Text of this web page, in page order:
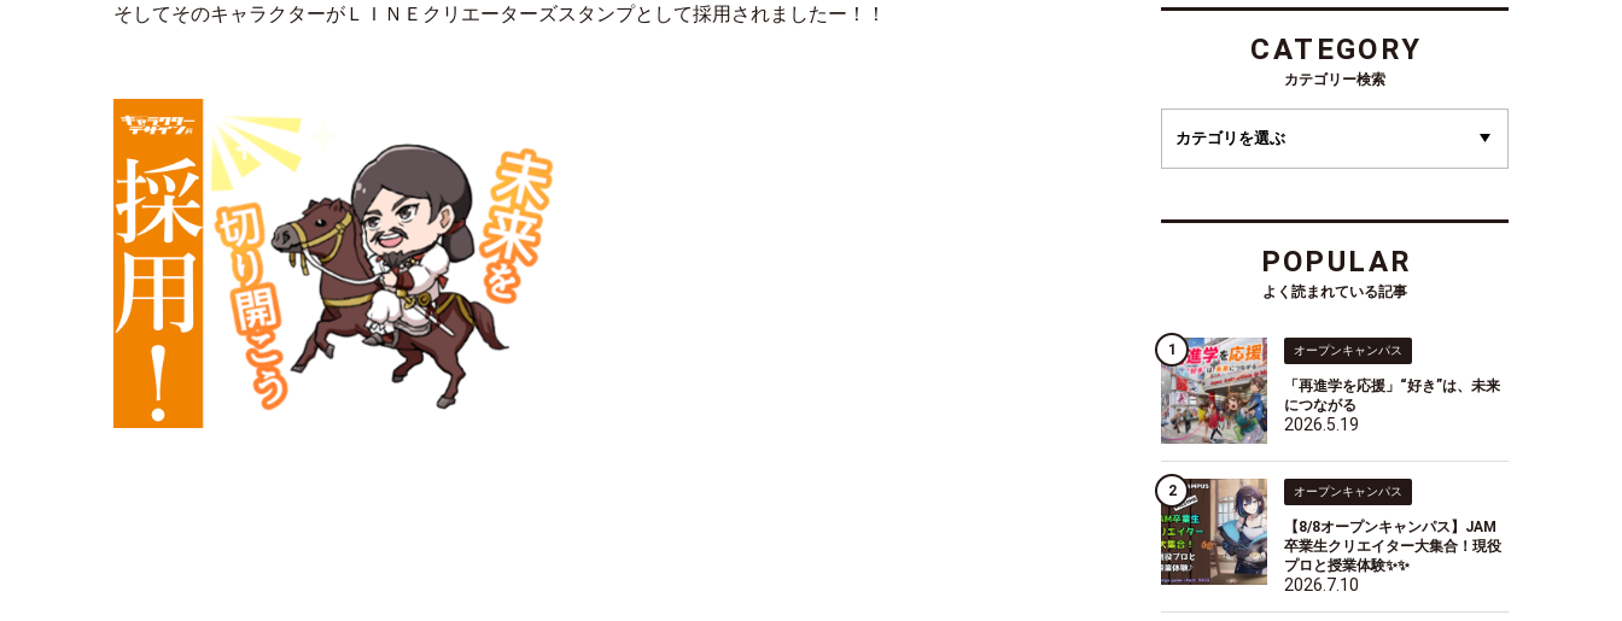
そしてそのキャラクターがＬＩＮＥクリエーターズスタンプとして採用されましたー！！
CATEGORY
カテゴリー検索
POPULAR
よく読まれている記事
オープンキャンパス
「再進学を応援」“好き”は、未来
につながる
2026.5.19
オープンキャンパス
【8/8オープンキャンパス】JAM
卒業生クリエイター大集合！現役
プロと授業体験✨✨
2026.7.10